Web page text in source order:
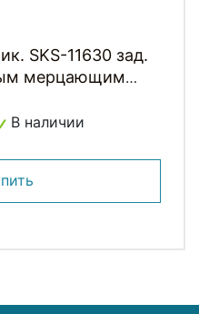
SKS-11630 зад.
мерцающим
В наличии